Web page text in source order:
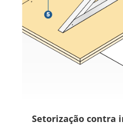
Setorização contra